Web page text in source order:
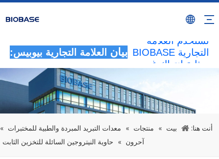
بيان العلامة التجارية بيوبيس:
الأنشطة غير
المصرح بها التي
التجارية BIOBASE
بمثابة انتهاك غير
بالتحقيق في
المسؤولية
20240510
أنت هنا: بيت » منتجات » معدات التبريد المبردة والطبية للمختبرات »
آحرون » حاوية النيتروجين السائلة للتخزين الثابت